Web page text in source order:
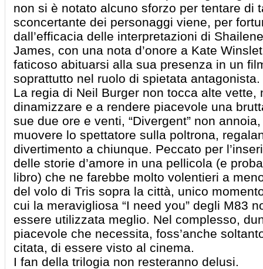
non si è notato alcuno sforzo per tentare di
sconcertante dei personaggi viene, per
dall’efficacia delle interpretazioni di
James, con una nota d’onore a Kate
faticoso abituarsi alla sua presenza in un
soprattutto nel ruolo di spietata antagonista.
La regia di Neil Burger non tocca alte vette,
dinamizzare e a rendere piacevole una
sue due ore e venti, “Divergent” non
muovere lo spettatore sulla poltrona,
divertimento a chiunque. Peccato per
delle storie d’amore in una pellicola (e
libro) che ne farebbe molto volentieri a
del volo di Tris sopra la città, unico
cui la meravigliosa “I need you” degli M83
essere utilizzata meglio. Nel complesso,
piacevole che necessita, foss’anche
citata, di essere visto al cinema.
I fan della trilogia non resteranno delusi.